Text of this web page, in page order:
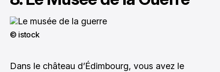
© istock
Dans le château d’Édimbourg, vous avez le